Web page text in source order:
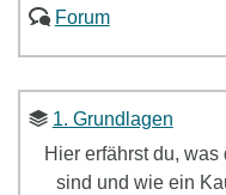
Forum
1. Grundlagen
Hier erfährst du, was
sind und wie ein